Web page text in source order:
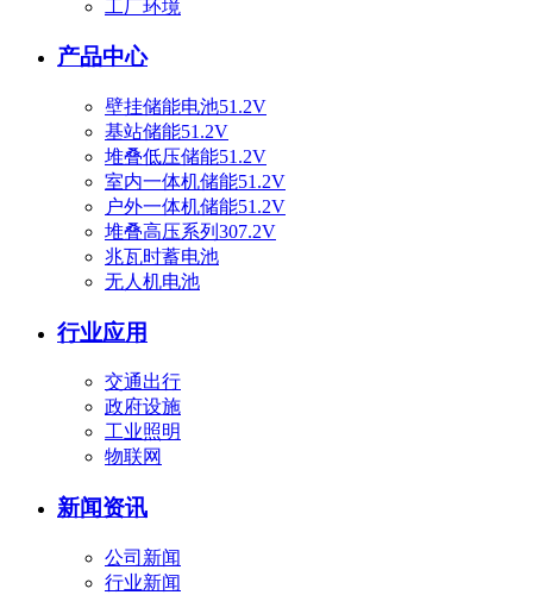
工厂环境
产品中心
壁挂储能电池51.2V
基站储能51.2V
堆叠低压储能51.2V
室内一体机储能51.2V
户外一体机储能51.2V
堆叠高压系列307.2V
兆瓦时蓄电池
无人机电池
行业应用
交通出行
政府设施
工业照明
物联网
新闻资讯
公司新闻
行业新闻